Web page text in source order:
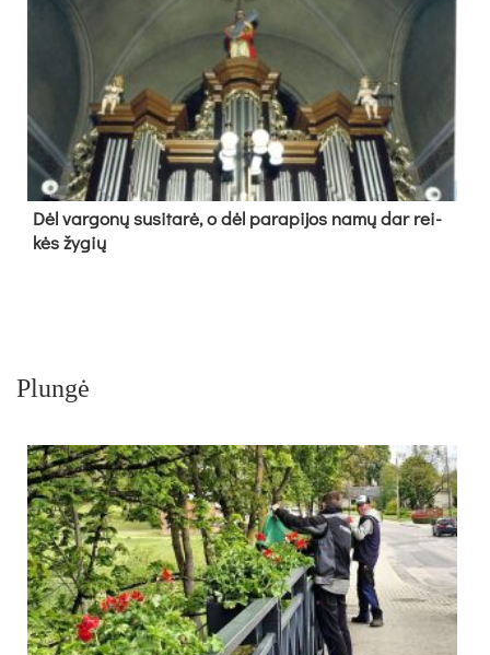
Dėl var­go­nų su­si­ta­rė, o dėl pa­ra­pi­jos na­mų dar rei­
kės žy­gių
Plungė